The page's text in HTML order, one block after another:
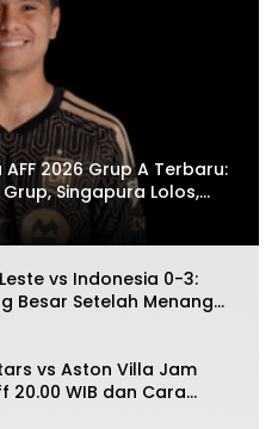
2026 Grup A Terbaru:
Singapura Lolos,
vs Indonesia 0-3:
Besar Setelah Menang
vs Aston Villa Jam
20.00 WIB dan Cara